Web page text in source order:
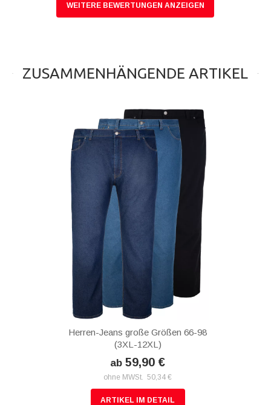
WEITERE BEWERTUNGEN ANZEIGEN
ZUSAMMENHÄNGENDE ARTIKEL
Herren-Jeans große Größen 66-98
(3XL-12XL)
ab 59,90 €
ohne MWSt. 50,34 €
ARTIKEL IM DETAIL